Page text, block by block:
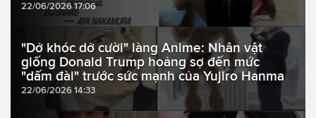
22/06/2026 17:06
"Dở khóc dở cười" làng Anime: Nhân vật
giống Donald Trump hoảng sợ đến mức
"dấm đài" trước sức mạnh của Yujiro Hanma
22/06/2026 14:33